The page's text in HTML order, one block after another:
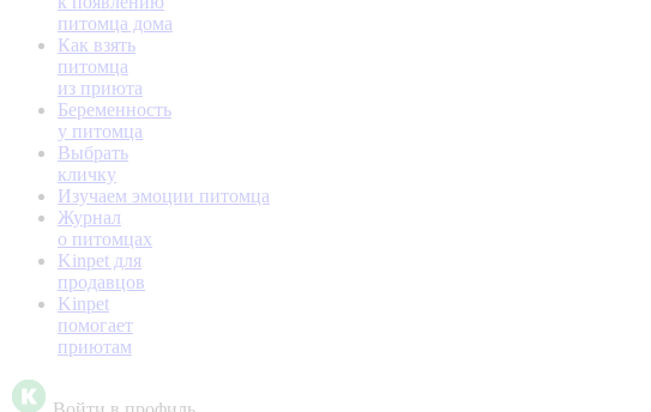
питомца дома
Как взять
питомца
из приюта
Беременность
у питомца
Выбрать
кличку
Изучаем эмоции питомца
Журнал
о питомцах
Kinpet для
продавцов
Kinpet
помогает
приютам